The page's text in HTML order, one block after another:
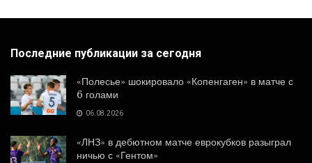
Последние публикации за сегодня
«Полесье» шокировало «Копенгаген» в матче с
6 голами
06.08.2026
«ЛНЗ» в дебютном матче еврокубков разыграл
ничью с «Гентом»